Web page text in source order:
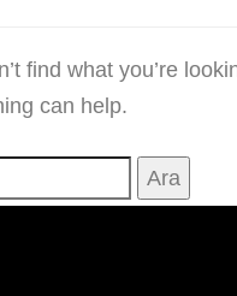
find what you’re
can help.